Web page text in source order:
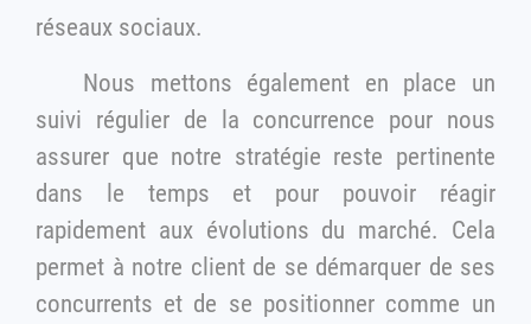
réseaux sociaux.
Nous mettons également en place un
suivi régulier de la concurrence pour nous
assurer que notre stratégie reste pertinente
dans le temps et pour pouvoir réagir
rapidement aux évolutions du marché. Cela
permet à notre client de se démarquer de ses
concurrents et de se positionner comme un